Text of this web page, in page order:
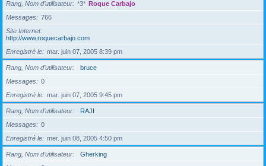
Rang, Nom d’utilisateur *3* Roque Carbajo
Messages
766
Site Internet
http://www.roquecarbajo.com
Enregistré le
mar. juin 07, 2005 8:39 pm
Rang, Nom d’utilisateur
bruce
Messages
0
Enregistré le
mar. juin 07, 2005 9:45 pm
Rang, Nom d’utilisateur
RAJI
Messages
0
Enregistré le
mer. juin 08, 2005 4:50 pm
Rang, Nom d’utilisateur
Gherking